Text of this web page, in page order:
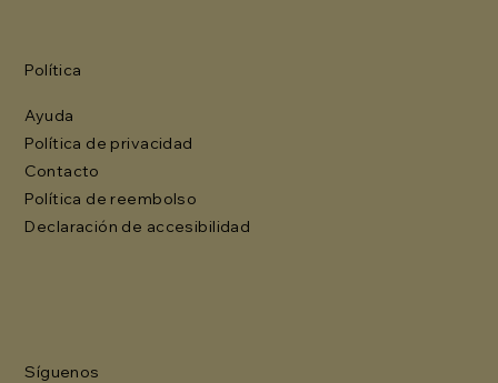
Política
Ayuda
Política de privacidad
Contacto
Política de reembolso
Declaración de accesibilidad
Síguenos